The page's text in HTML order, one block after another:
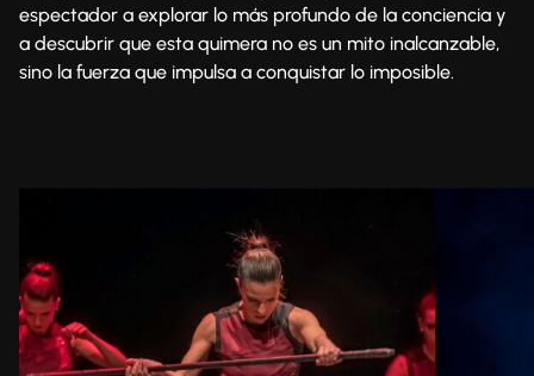
espectador a explorar lo más profundo de la conciencia y
a descubrir que esta quimera no es un mito inalcanzable,
sino la fuerza que impulsa a conquistar lo imposible.